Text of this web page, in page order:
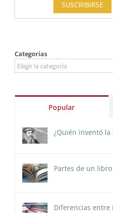
Categorías
Categorías
Popular
¿Quién inventó
Partes de un
Diferencias